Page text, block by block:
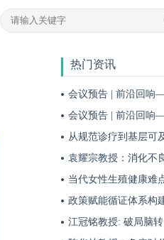
热门资讯
袁耀宗教授：消化不